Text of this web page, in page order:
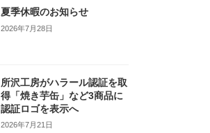
夏季休暇のお知らせ
2026年7月28日
所沢工房がハラール認証を取
得「焼き芋缶」など3商品に
認証ロゴを表示へ
2026年7月21日